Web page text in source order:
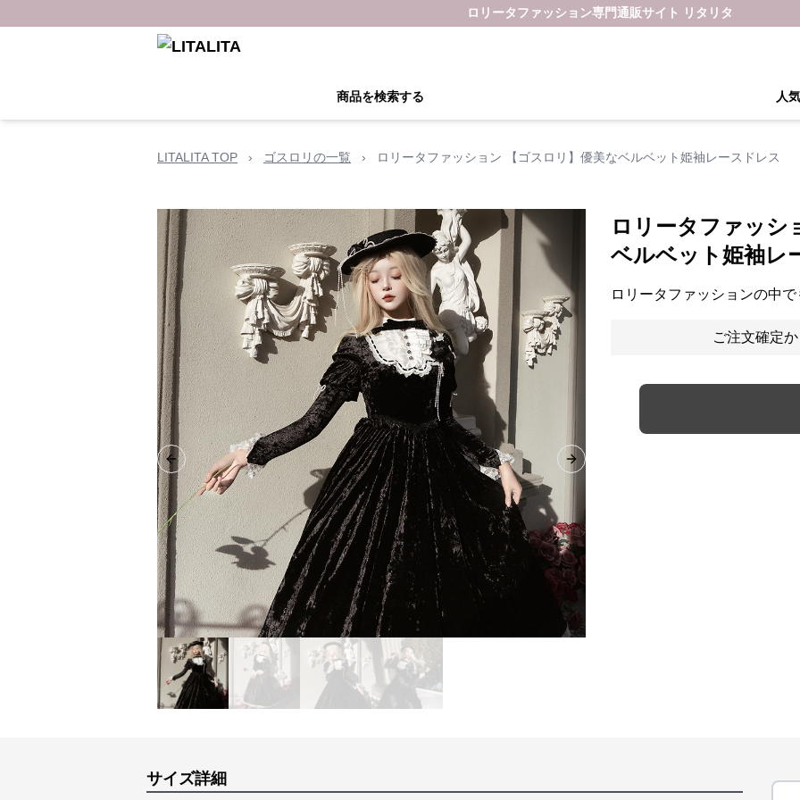
ロリータファッション専門通販サイト リタリタ
商品を検索する 人
LITALITA TOP › ゴスロリの一覧 › ロリータファッション 【ゴスロリ】優美なベルベット姫袖レースドレス
Previous slide Next slide
ロリータファッシ
ベルベット姫袖レ
ロリータファッションの中
ご注文確定
サイズ詳細